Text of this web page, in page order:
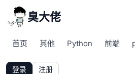
臭大佬
首页 其他 Python 前端
登录 注册